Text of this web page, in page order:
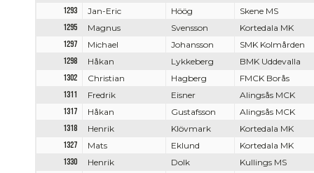
1293
Jan-Eric Höög
Skene MS
1295
Magnus Svensson
Kortedala MK
1297
Michael Johansson
SMK Kolmården
1298
Håkan Lykkeberg
BMK Uddevalla
1302
Christian Hagberg
FMCK Borås
1311
Fredrik Eisner
Alingsås MCK
1317
Håkan Gustafsson
Alingsås MCK
1318
Henrik Klövmark
Kortedala MK
1327
Mats Eklund
Kortedala MK
1330
Henrik Dolk
Kullings MS